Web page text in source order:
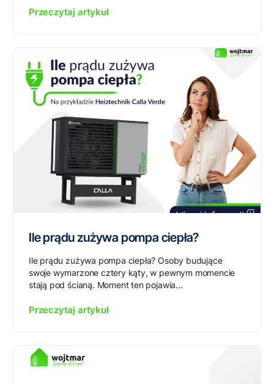
Przeczytaj artykuł
Ile prądu zużywa pompa ciepła?
Ile prądu zużywa pompa ciepła? Osoby budujące
swoje wymarzone cztery kąty, w pewnym momencie
stają pod ścianą. Moment ten pojawia...
Przeczytaj artykuł